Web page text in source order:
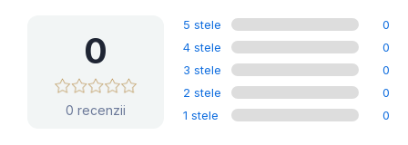
0
0 recenzii
5 stele
0
4 stele
0
3 stele
0
2 stele
0
1 stele
0